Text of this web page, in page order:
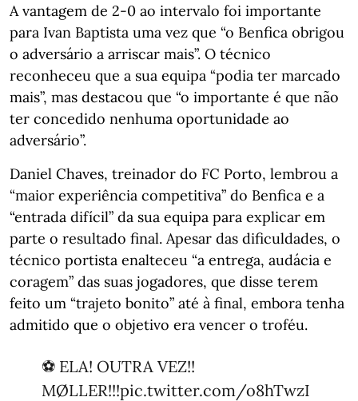
A vantagem de 2-0 ao intervalo foi importante
para Ivan Baptista uma vez que “o Benfica obrigou
o adversário a arriscar mais”. O técnico
reconheceu que a sua equipa “podia ter marcado
mais”, mas destacou que “o importante é que não
ter concedido nenhuma oportunidade ao
adversário”.
Daniel Chaves, treinador do FC Porto, lembrou a
“maior experiência competitiva” do Benfica e a
“entrada difícil” da sua equipa para explicar em
parte o resultado final. Apesar das dificuldades, o
técnico portista enalteceu “a entrega, audácia e
coragem” das suas jogadores, que disse terem
feito um “trajeto bonito” até à final, embora tenha
admitido que o objetivo era vencer o troféu.
⚽️ ELA! OUTRA VEZ!!
MØLLER!!!pic.twitter.com/o8hTwzI